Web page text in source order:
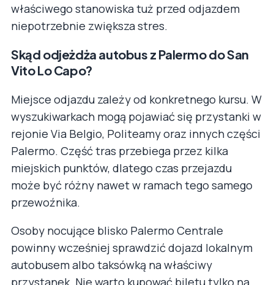
właściwego stanowiska tuż przed odjazdem
niepotrzebnie zwiększa stres.
Skąd odjeżdża autobus z Palermo do San
Vito Lo Capo?
Miejsce odjazdu zależy od konkretnego kursu. W
wyszukiwarkach mogą pojawiać się przystanki w
rejonie Via Belgio, Politeamy oraz innych części
Palermo. Część tras przebiega przez kilka
miejskich punktów, dlatego czas przejazdu
może być różny nawet w ramach tego samego
przewoźnika.
Osoby nocujące blisko Palermo Centrale
powinny wcześniej sprawdzić dojazd lokalnym
autobusem albo taksówką na właściwy